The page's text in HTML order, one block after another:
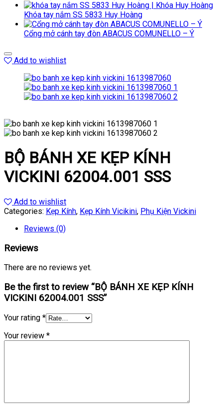
Khóa tay nắm SS 5833 Huy Hoàng
Cổng mở cánh tay đòn ABACUS COMUNELLO – Ý
Add to wishlist
BỘ BÁNH XE KẸP KÍNH
VICKINI 62004.001 SSS
Add to wishlist
Categories: Kẹp Kính, Kẹp Kính Vicikini, Phụ Kiện Vickini
Reviews (0)
Reviews
There are no reviews yet.
Be the first to review “BỘ BÁNH XE KẸP KÍNH
VICKINI 62004.001 SSS”
Your rating *
Your review *